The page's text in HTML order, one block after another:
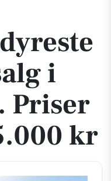
Priser op til
i
Priser
kr